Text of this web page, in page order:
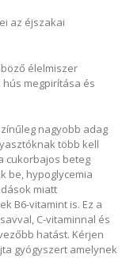
az éjszakai
élelmiszer
megpirítása és
nagyobb adag
több kell
cukorbajos beteg
be, hypoglycemia
miatt
B6-vitamint is. Ez a
C-vitaminnal és
hatást. Kérjen
gyógyszert amelynek